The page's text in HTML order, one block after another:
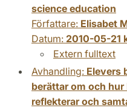
science education
Författare: Elisabet
Datum: 2010-05-21
Extern fulltext
Avhandling: Elevers
berättar om och
reflekterar och